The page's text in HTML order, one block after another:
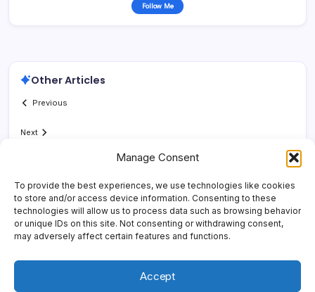
Manage Consent
To provide the best experiences, we use technologies like cookies
to store and/or access device information. Consenting to these
technologies will allow us to process data such as browsing behavior
or unique IDs on this site. Not consenting or withdrawing consent,
may adversely affect certain features and functions.
Accept
Follow Me
Other Articles
Previous
Next